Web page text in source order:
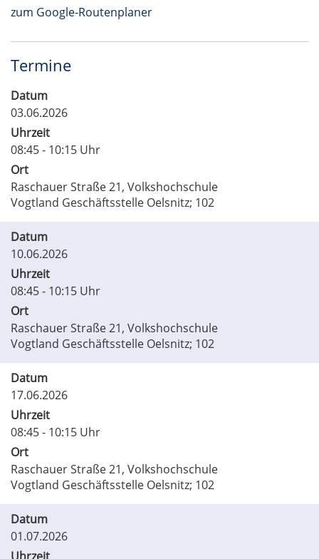
zum Google-Routenplaner
Termine
Datum
03.06.2026
Uhrzeit
08:45 - 10:15 Uhr
Ort
Raschauer Straße 21, Volkshochschule
Vogtland Geschäftsstelle Oelsnitz; 102
Datum
10.06.2026
Uhrzeit
08:45 - 10:15 Uhr
Ort
Raschauer Straße 21, Volkshochschule
Vogtland Geschäftsstelle Oelsnitz; 102
Datum
17.06.2026
Uhrzeit
08:45 - 10:15 Uhr
Ort
Raschauer Straße 21, Volkshochschule
Vogtland Geschäftsstelle Oelsnitz; 102
Datum
01.07.2026